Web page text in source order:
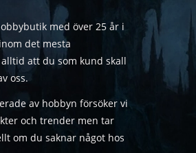
med över 25 år i
det mesta
att du som kund skall
oss.
av hobbyn försöker vi
och trender men tar
om du saknar något hos